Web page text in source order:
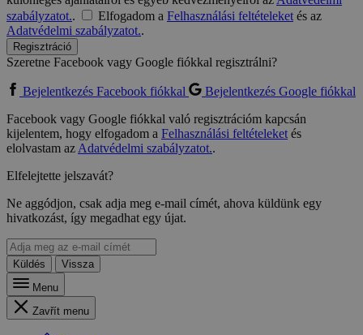
szabályzatot.. Elfogadom a Felhasználási feltételeketés az
Adatvédelmi szabályzatot..
Regisztráció
Szeretne Facebook vagy Google fiókkal regisztrálni?
Bejelentkezés Facebook fiókkal
Bejelentkezés Google fiókkal
Facebook vagy Google fiókkal való regisztrációm kapcsán
kijelentem, hogy elfogadom a Felhasználási feltételeketés
elolvastam azAdatvédelmi szabályzatot..
Elfelejtette jelszavát?
Ne aggódjon, csak adja meg e-mail címét, ahova küldünk egy
hivatkozást, így megadhat egy újat.
Küldés
Vissza
Menu
Zavřít menu